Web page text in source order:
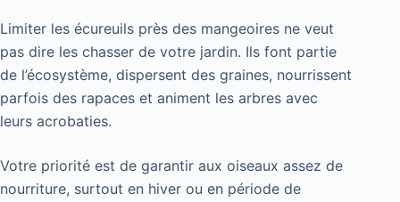
Limiter les écureuils près des mangeoires ne veut
pas dire les chasser de votre jardin. Ils font partie
de l’écosystème, dispersent des graines, nourrissent
parfois des rapaces et animent les arbres avec
leurs acrobaties.
Votre priorité est de garantir aux oiseaux assez de
nourriture, surtout en hiver ou en période de